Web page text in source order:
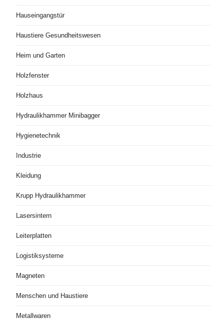
Hauseingangstür
Haustiere Gesundheitswesen
Heim und Garten
Holzfenster
Holzhaus
Hydraulikhammer Minibagger
Hygienetechnik
Industrie
Kleidung
Krupp Hydraulikhammer
Lasersintern
Leiterplatten
Logistiksysteme
Magneten
Menschen und Haustiere
Metallwaren